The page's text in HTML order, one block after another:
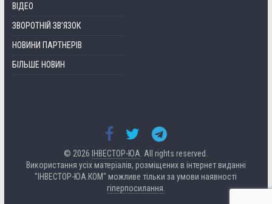
ВІДЕО
ЗВОРОТНІЙ ЗВ’ЯЗОК
НОВИНИ ПАРТНЕРІВ
БІЛЬШЕ НОВИН
© 2026ІНВЕСТОР-ЮА . All rights reserved.
Використання усіх матеріалів, розміщених в інтернет виданні
"ІНВЕСТОР-ЮА.КОМ" можливе тільки за умови наявності
гіперпосилання.